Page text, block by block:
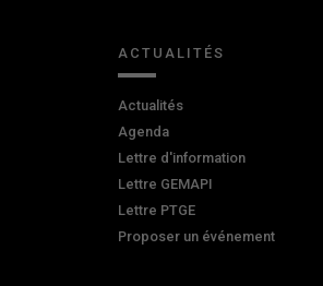
ACTUALITÉS
Actualités
Agenda
Lettre d'information
Lettre GEMAPI
Lettre PTGE
Proposer un événement